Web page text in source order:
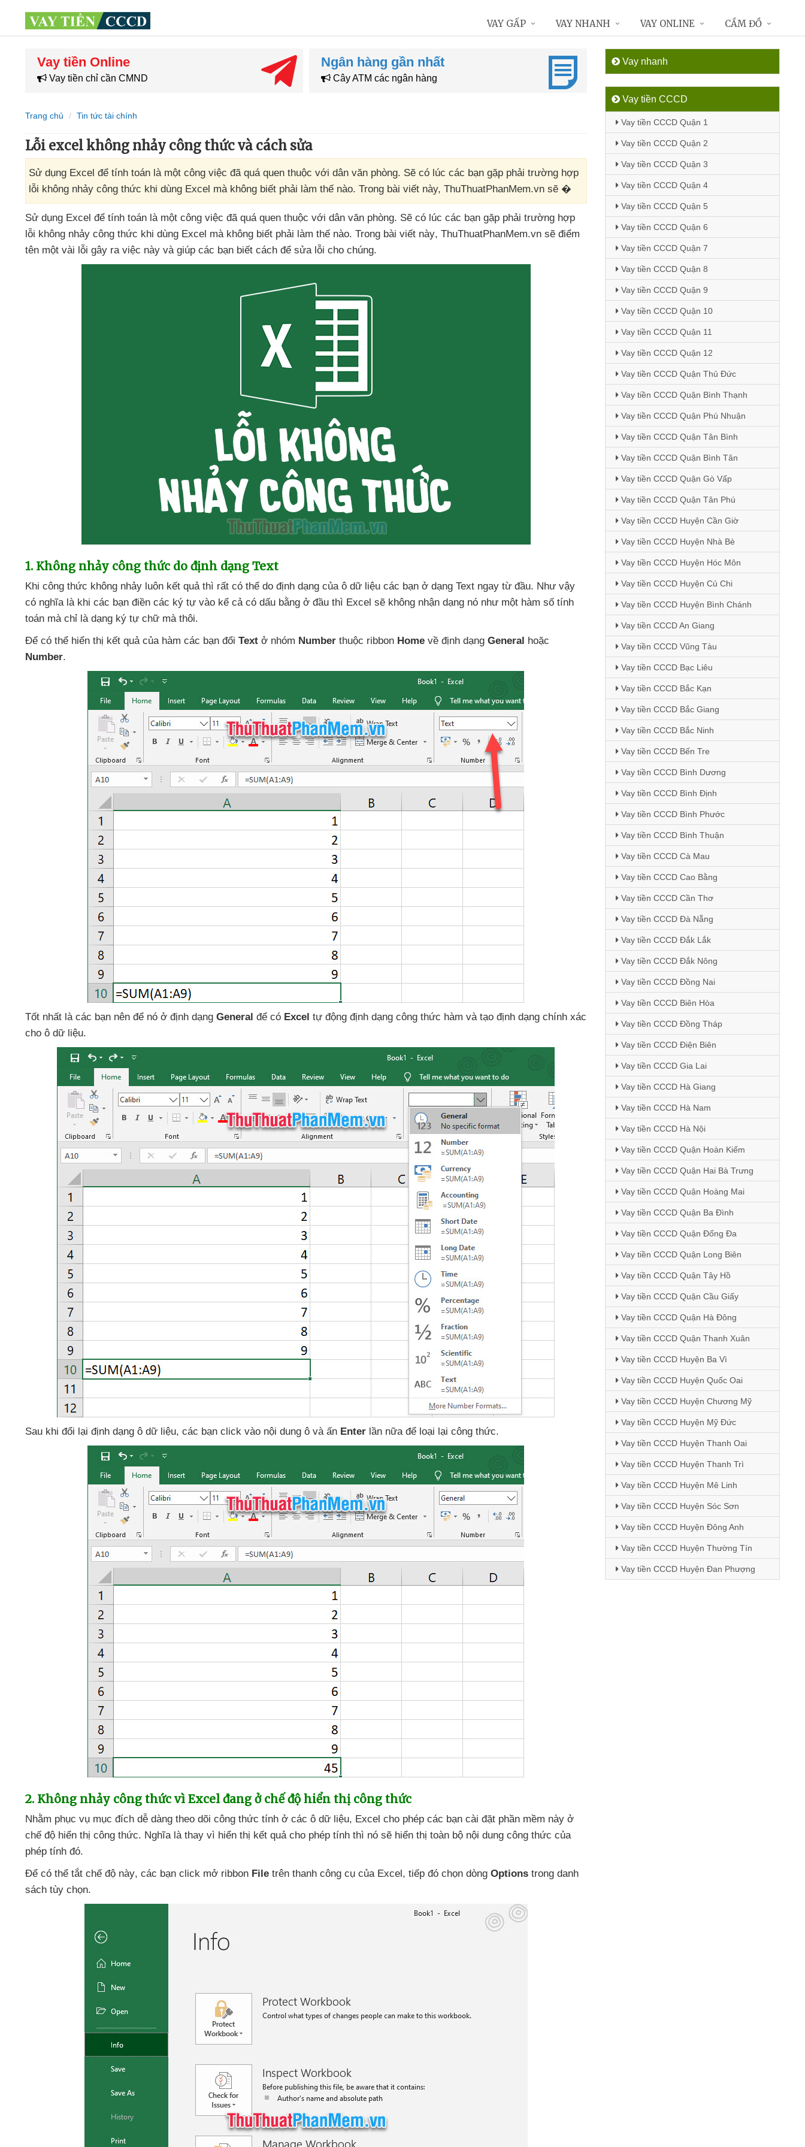
Vay tiền Online
Vay tiền chỉ cần CMND
Ngân hàng gần nhất
Cây ATM các ngân hàng
Trang chủ Tin tức tài chính
Lỗi excel không nhảy công thức và cách sửa
Sử dụng Excel để tính toán là một công việc đã quá quen thuộc với dân văn phòng. Sẽ có lúc các bạn gặp phải trường hợp
lỗi không nhảy công thức khi dùng Excel mà không biết phải làm thế nào. Trong bài viết này, ThuThuatPhanMem.vn sẽ �
Sử dụng Excel để tính toán là một công việc đã quá quen thuộc với dân văn phòng. Sẽ có lúc các bạn gặp phải trường hợp
lỗi không nhảy công thức khi dùng Excel mà không biết phải làm thế nào. Trong bài viết này, ThuThuatPhanMem.vn sẽ điểm
tên một vài lỗi gây ra việc này và giúp các bạn biết cách để sửa lỗi cho chúng.
1. Không nhảy công thức do định dạng Text
Khi công thức không nhảy luôn kết quả thì rất có thể do định dạng của ô dữ liệu các bạn ở dạng Text ngay từ đầu. Như vậy
có nghĩa là khi các bạn điền các ký tự vào kể cả có dấu bằng ở đầu thì Excel sẽ không nhận dạng nó như một hàm số tính
toán mà chỉ là dạng ký tự chữ mà thôi.
Để có thể hiển thị kết quả của hàm các bạn đổi Text ở nhóm Number thuộc ribbon Home về định dạng General hoặc
Number.
Tốt nhất là các bạn nên để nó ở định dạng General để có Excel tự động định dạng công thức hàm và tạo định dạng chính xác
cho ô dữ liệu.
Sau khi đổi lại định dạng ô dữ liệu, các bạn click vào nội dung ô và ấn Enter lần nữa để loại lại công thức.
2. Không nhảy công thức vì Excel đang ở chế độ hiển thị công thức
Nhằm phục vụ mục đích dễ dàng theo dõi công thức tính ở các ô dữ liệu, Excel cho phép các bạn cài đặt phần mềm này ở
chế độ hiển thị công thức. Nghĩa là thay vì hiển thị kết quả cho phép tính thì nó sẽ hiển thị toàn bộ nội dung công thức của
phép tính đó.
Để có thể tắt chế độ này, các bạn click mở ribbon File trên thanh công cụ của Excel, tiếp đó chọn dòng Options trong danh
sách tùy chọn.
Vay nhanh
Vay tiền CCCD
Vay tiền CCCD Quận 1
Vay tiền CCCD Quận 2
Vay tiền CCCD Quận 3
Vay tiền CCCD Quận 4
Vay tiền CCCD Quận 5
Vay tiền CCCD Quận 6
Vay tiền CCCD Quận 7
Vay tiền CCCD Quận 8
Vay tiền CCCD Quận 9
Vay tiền CCCD Quận 10
Vay tiền CCCD Quận 11
Vay tiền CCCD Quận 12
Vay tiền CCCD Quận Thủ Đức
Vay tiền CCCD Quận Bình Thạnh
Vay tiền CCCD Quận Phú Nhuận
Vay tiền CCCD Quận Tân Bình
Vay tiền CCCD Quận Bình Tân
Vay tiền CCCD Quận Gò Vấp
Vay tiền CCCD Quận Tân Phú
Vay tiền CCCD Huyện Cần Giờ
Vay tiền CCCD Huyện Nhà Bè
Vay tiền CCCD Huyện Hóc Môn
Vay tiền CCCD Huyện Củ Chi
Vay tiền CCCD Huyện Bình Chánh
Vay tiền CCCD An Giang
Vay tiền CCCD Vũng Tàu
Vay tiền CCCD Bạc Liêu
Vay tiền CCCD Bắc Kạn
Vay tiền CCCD Bắc Giang
Vay tiền CCCD Bắc Ninh
Vay tiền CCCD Bến Tre
Vay tiền CCCD Bình Dương
Vay tiền CCCD Bình Định
Vay tiền CCCD Bình Phước
Vay tiền CCCD Bình Thuận
Vay tiền CCCD Cà Mau
Vay tiền CCCD Cao Bằng
Vay tiền CCCD Cần Thơ
Vay tiền CCCD Đà Nẵng
Vay tiền CCCD Đắk Lắk
Vay tiền CCCD Đắk Nông
Vay tiền CCCD Đồng Nai
Vay tiền CCCD Biên Hòa
Vay tiền CCCD Đồng Tháp
Vay tiền CCCD Điện Biên
Vay tiền CCCD Gia Lai
Vay tiền CCCD Hà Giang
Vay tiền CCCD Hà Nam
Vay tiền CCCD Hà Nội
Vay tiền CCCD Quận Hoàn Kiếm
Vay tiền CCCD Quận Hai Bà Trưng
Vay tiền CCCD Quận Hoàng Mai
Vay tiền CCCD Quận Ba Đình
Vay tiền CCCD Quận Đống Đa
Vay tiền CCCD Quận Long Biên
Vay tiền CCCD Quận Tây Hồ
Vay tiền CCCD Quận Cầu Giấy
Vay tiền CCCD Quận Hà Đông
Vay tiền CCCD Quận Thanh Xuân
Vay tiền CCCD Huyện Ba Vì
Vay tiền CCCD Huyện Quốc Oai
Vay tiền CCCD Huyện Chương Mỹ
Vay tiền CCCD Huyện Mỹ Đức
Vay tiền CCCD Huyện Thanh Oai
Vay tiền CCCD Huyện Thanh Trì
Vay tiền CCCD Huyện Mê Linh
Vay tiền CCCD Huyện Sóc Sơn
Vay tiền CCCD Huyện Đông Anh
Vay tiền CCCD Huyện Thường Tín
Vay tiền CCCD Huyện Đan Phượng
VAY GẤP VAY NHANH VAY ONLINE CẦM ĐỒ